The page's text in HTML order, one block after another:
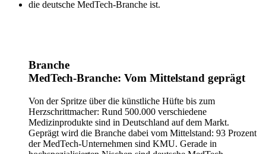
Branche
MedTech-Branche: Vom Mittelstand geprägt
Von der Spritze über die künstliche Hüfte bis zum
Herzschrittmacher: Rund 500.000 verschiedene
Medizinprodukte sind in Deutschland auf dem Markt.
Geprägt wird die Branche dabei vom Mittelstand: 93 Prozent
der MedTech-Unternehmen sind KMU. Gerade in